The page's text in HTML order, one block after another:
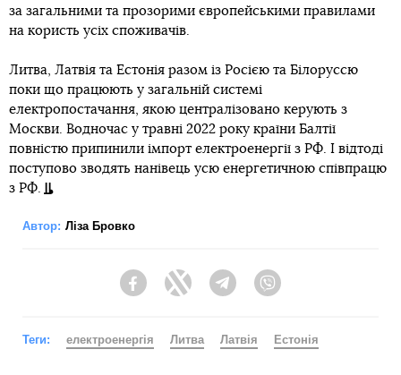
за загальними та прозорими європейськими правилами
на користь усіх споживачів.
Литва, Латвія та Естонія разом із Росією та Білоруссю
поки що працюють у загальній системі
електропостачання, якою централізовано керують з
Москви. Водночас у травні 2022 року країни Балтії
повністю припинили імпорт електроенергії з РФ. І відтоді
поступово зводять нанівець усю енергетичною співпрацю
з РФ.
Автор: Ліза Бровко
FacebookTwitter Telegram
Теги: електроенергія Литва Латвія Естонія